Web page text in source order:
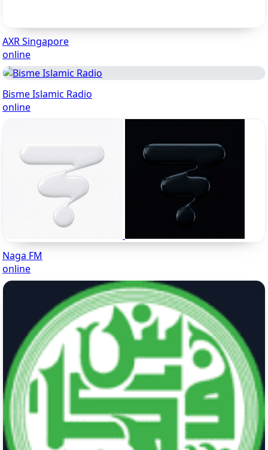
AXR Singapore
online
Bisme Islamic Radio
online
Naga FM
online